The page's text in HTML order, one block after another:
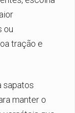
ou
tração e
sapatos
manter o